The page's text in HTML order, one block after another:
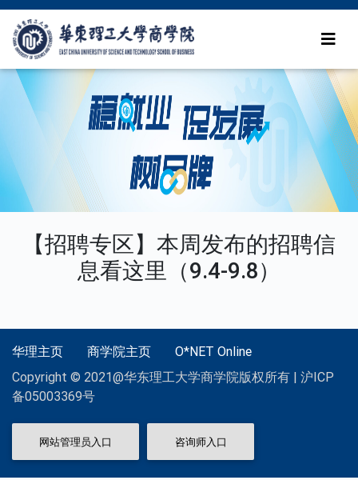
【招聘专区】本周发布的招聘信
息看这里（9.4-9.8）
华理主页 商学院主页
O*NET Online
Copyright © 2021@华东理工大学商学院版权所有 | 沪ICP
备05003369号
网站管理员入口 咨询师入口